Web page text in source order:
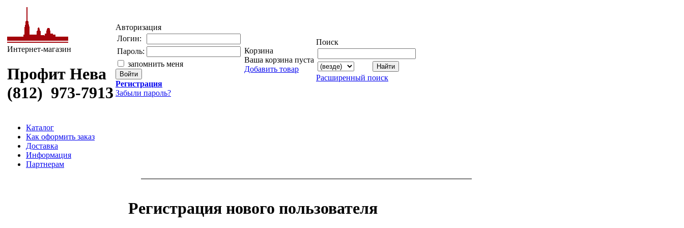
Интернет-магазин
Профит Нева
(812) 973-7913
Авторизация
Логин:
Пароль:
запомнить меня
Регистрация
Забыли пароль?
Корзина
Ваша корзина пуста
Добавить товар
Поиск
Расширенный поиск
Каталог
Как оформить заказ
Доставка
Информация
Партнерам
Регистрация нового пользователя